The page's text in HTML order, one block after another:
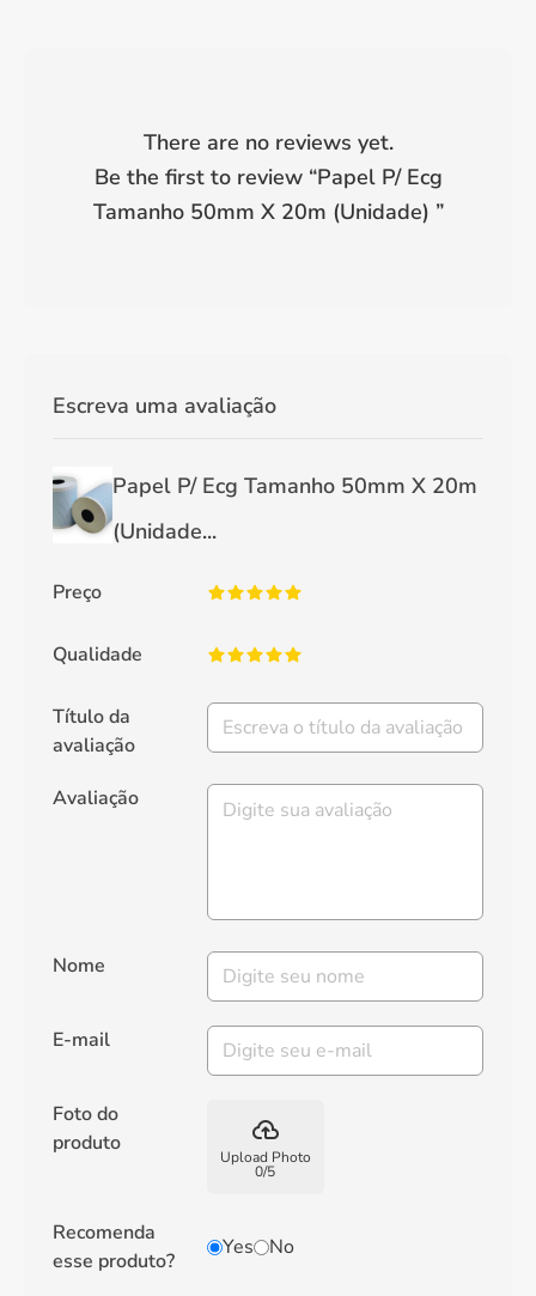
There are no reviews yet.
Be the first to review “Papel P/ Ecg
Tamanho 50mm X 20m (Unidade) ”
Escreva uma avaliação
Papel P/ Ecg Tamanho 50mm X 20m
(Unidade...
Preço
Qualidade
Título da
avaliação
Avaliação
Nome
E-mail
Foto do
produto
backup
Upload Photo
0/5
Recomenda
esse produto?
Yes No